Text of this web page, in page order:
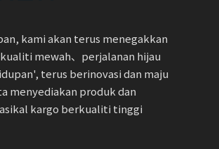
kami akan terus menegakkan
mewah、perjalanan hijau
terus berinovasi dan maju
menyediakan produk dan
kargo berkualiti tinggi